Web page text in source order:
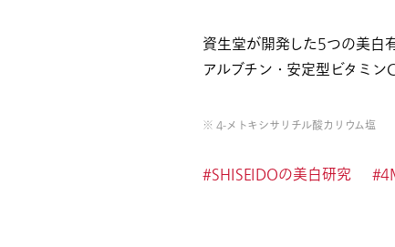
資生堂が開発した5つの美白
アルブチン・安定型ビタミン
※ 4-メトキシサリチル酸カリウム塩
#SHISEIDOの美白研究